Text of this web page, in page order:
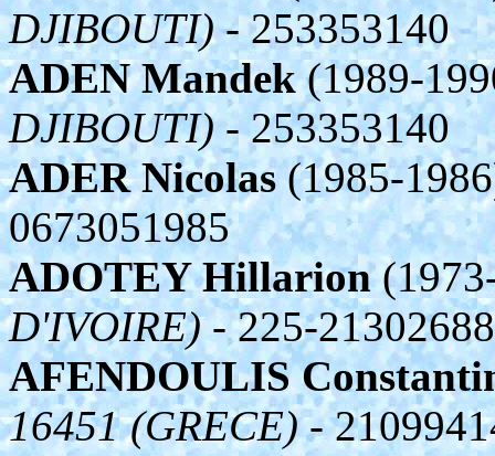
DJIBOUTI)- 253353140
ADEN Mandek(1989-
DJIBOUTI)- 253353140
ADER Nicolas(1985-
0673051985
ADOTEY Hillarion
D'IVOIRE)- 225-21302688
AFENDOULIS
16451 (GRECE)-